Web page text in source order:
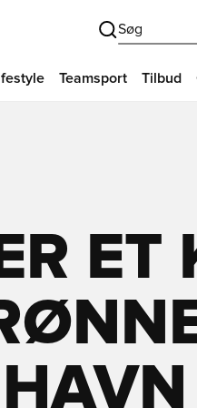
Søg
Teamsport Tilbud
ET